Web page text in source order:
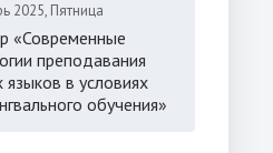
2025, Пятница
«Современные
преподавания
в условиях
обучения»